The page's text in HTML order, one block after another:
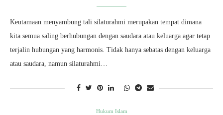
Keutamaan menyambung tali silaturahmi merupakan tempat dimana
kita semua saling berhubungan dengan saudara atau keluarga agar tetap
terjalin hubungan yang harmonis. Tidak hanya sebatas dengan keluarga
atau saudara, namun silaturahmi…
Hukum Islam